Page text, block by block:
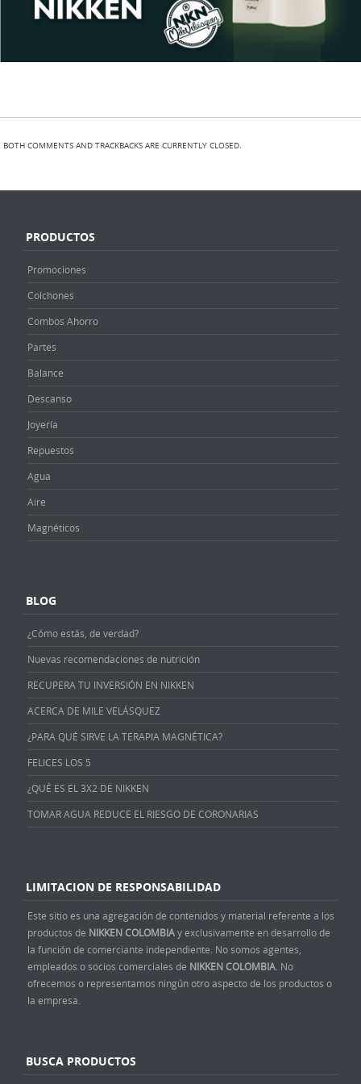
BOTH COMMENTS AND TRACKBACKS ARE CURRENTLY CLOSED.
PRODUCTOS
Promociones
Colchones
Combos Ahorro
Partes
Balance
Descanso
Joyería
Repuestos
Agua
Aire
Magnéticos
BLOG
¿Cómo estás, de verdad?
Nuevas recomendaciones de nutrición
RECUPERA TU INVERSIÓN EN NIKKEN
ACERCA DE MILE VELÁSQUEZ
¿PARA QUÉ SIRVE LA TERAPIA MAGNÉTICA?
FELICES LOS 5
¿QUÉ ES EL 3X2 DE NIKKEN
TOMAR AGUA REDUCE EL RIESGO DE CORONARIAS
LIMITACION DE RESPONSABILIDAD
Este sitio es una agregación de contenidos y material referente a los
productos de NIKKEN COLOMBIAy exclusivamente en desarrollo de
la función de comerciante independiente. No somos agentes,
empleados o socios comerciales de NIKKEN COLOMBIA . No
ofrecemos o representamos ningún otro aspecto de los productos o
la empresa.
BUSCA PRODUCTOS